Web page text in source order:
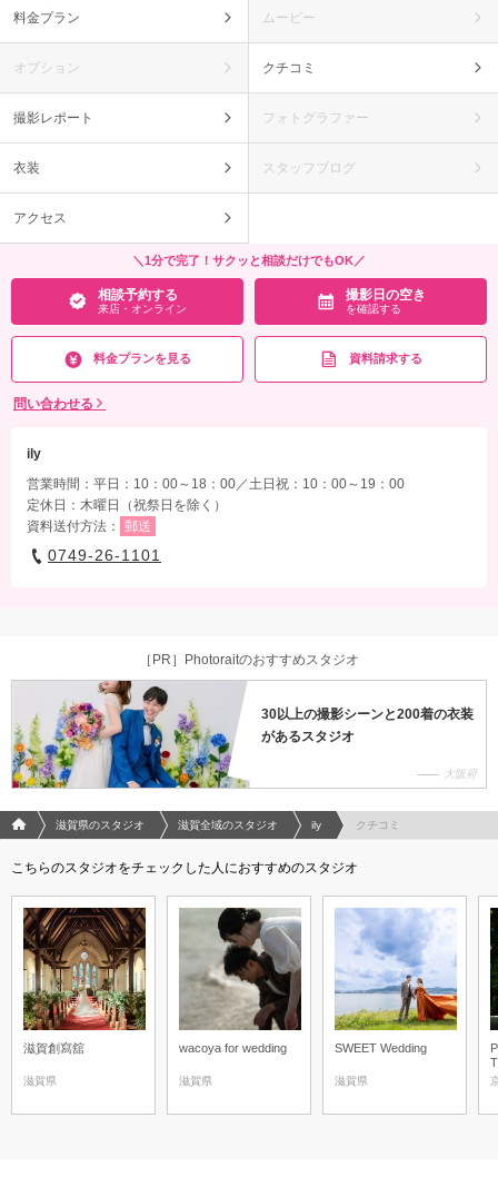
料金プラン ムービー
オプション クチコミ
撮影レポート フォトグラファー
衣装 スタッフブログ
アクセス
＼1分で完了！サクッと相談だけでもOK／
相談予約する
来店・オンライン
撮影日の空き
を確認する
料金プランを見る 資料請求する
問い合わせる
ily
営業時間：平日：10：00～18：00／土日祝：10：00～19：00
定休日：木曜日（祝祭日を除く）
資料送付方法：
郵送
0749-26-1101
［PR］Photoraitのおすすめスタジオ
30以上の撮影シーンと200着の衣装
があるスタジオ
大阪府
フォトウエディング/結婚写真のPhotorait ホーム
滋賀県のスタジオ 滋賀全域のスタジオ ily クチコミ
こちらのスタジオをチェックした人におすすめのスタジオ
滋賀創寫舘
滋賀県
wacoya for wedding
滋賀県
SWEET Wedding
滋賀県